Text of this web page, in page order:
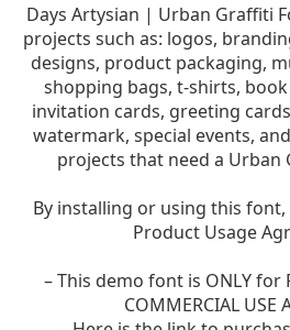
Days Artysian | Urban Graffiti
projects such as: logos,
designs, product packaging,
shopping bags, t-shirts,
invitation cards, greeting
watermark, special events,
projects that need a Urban
By installing or using this
Product Usage
– This demo font is ONLY for
COMMERCIAL USE